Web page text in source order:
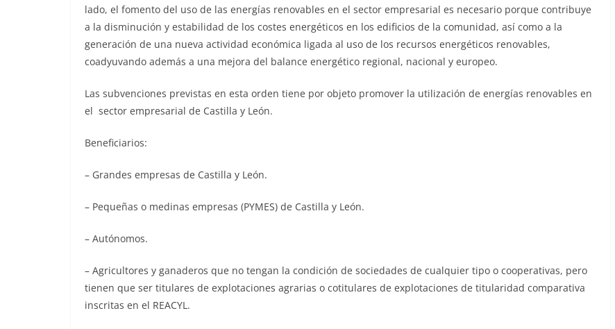
lado, el fomento del uso de las energías renovables en el sector empresarial es necesario porque contribuye
a la disminución y estabilidad de los costes energéticos en los edificios de la comunidad, así como a la
generación de una nueva actividad económica ligada al uso de los recursos energéticos renovables,
coadyuvando además a una mejora del balance energético regional, nacional y europeo.
Las subvenciones previstas en esta orden tiene por objeto promover la utilización de energías renovables en
el sector empresarial de Castilla y León.
Beneficiarios:
– Grandes empresas de Castilla y León.
– Pequeñas o medinas empresas (PYMES) de Castilla y León.
– Autónomos.
– Agricultores y ganaderos que no tengan la condición de sociedades de cualquier tipo o cooperativas, pero
tienen que ser titulares de explotaciones agrarias o cotitulares de explotaciones de titularidad comparativa
inscritas en el REACYL.